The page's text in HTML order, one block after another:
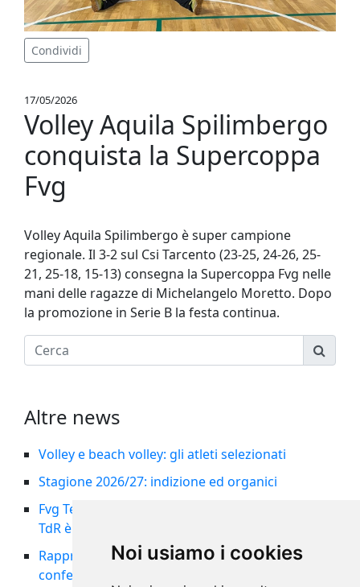
Noi usiamo i cookies
Condividi
17/05/2026
Volley Aquila Spilimbergo
conquista la Supercoppa
Fvg
Volley Aquila Spilimbergo è super campione
regionale. Il 3-2 sul Csi Tarcento (23-25, 24-26, 25-
21, 25-18, 15-13) consegna la Supercoppa Fvg nelle
mani delle ragazze di Michelangelo Moretto. Dopo
la promozione in Serie B la festa continua.
Altre news
Volley e beach volley: gli atleti selezionati
Stagione 2026/27: indizione ed organici
Fvg Team femminile nella storia: il 5° posto al
TdR è tra i migliori risultati di sempre
Rappresentativa maschile al 14° posto al TdR:
confermata la Pool A per il 2027